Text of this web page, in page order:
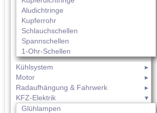
Aludichtringe
Kupferrohr
Schlauchschellen
Spannschellen
1-Ohr-Schellen
Kühlsystem
Motor
Radaufhängung & Fahrwerk
KFZ-Elektrik
Glühlampen